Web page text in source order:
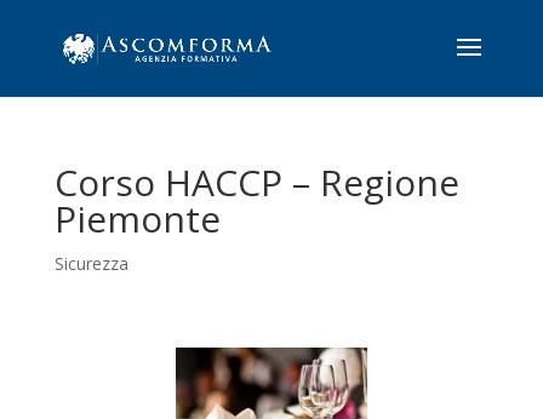
Corso HACCP – Regione
Piemonte
Sicurezza